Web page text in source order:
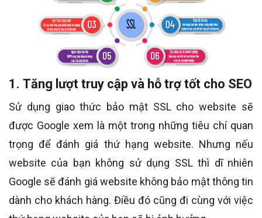
1. Tăng lượt truy cập và hỗ trợ tốt cho SEO
Sử dụng giao thức bảo mật SSL cho website sẽ
được Google xem là một trong những tiêu chí quan
trọng để đánh giá thứ hạng website. Nhưng nếu
website của bạn không sử dụng SSL thì dĩ nhiên
Google sẽ đánh giá website không bảo mật thông tin
dành cho khách hàng. Điều đó cũng đi cùng với việc